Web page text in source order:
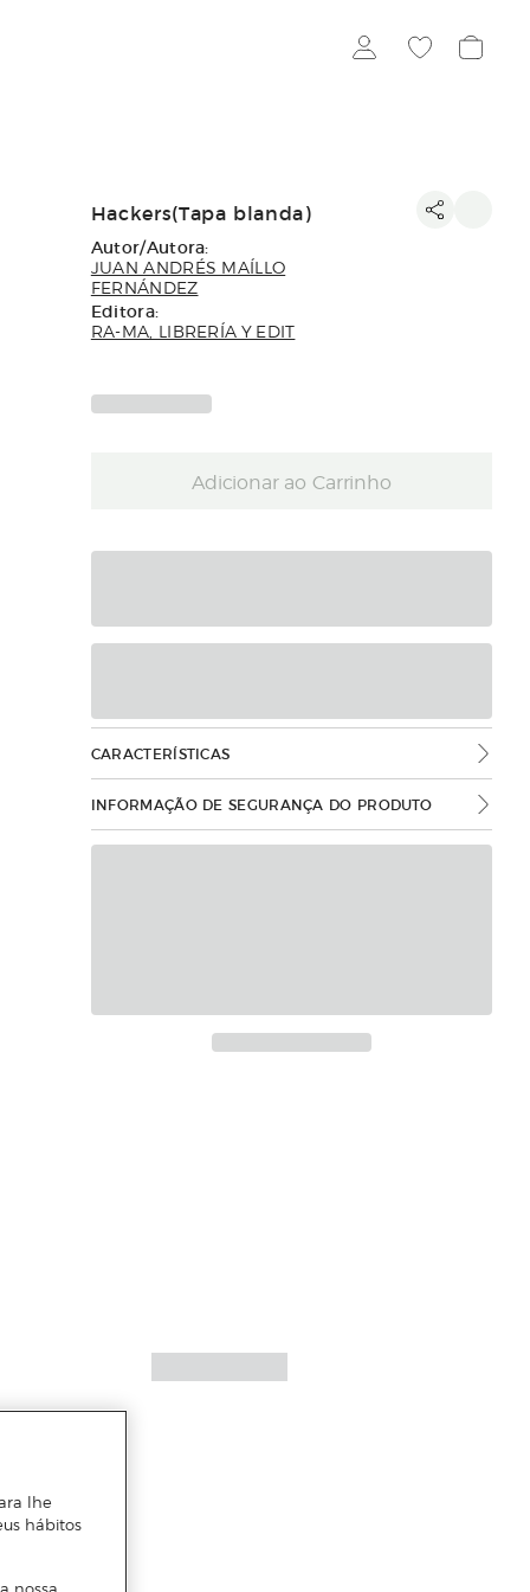
Hackers(Tapa blanda)
Autor/Autora:
JUAN ANDRÉS MAÍLLO
FERNÁNDEZ
Editora:
RA-MA, LIBRERÍA Y EDIT
Adicionar ao Carrinho
CARACTERÍSTICAS
INFORMAÇÃO DE SEGURANÇA DO PRODUTO
lhe
hábitos
nossa